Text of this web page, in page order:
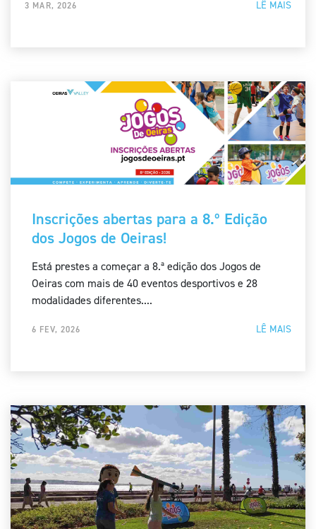
LÊ MAIS
3 MAR, 2026
Inscrições abertas para a 8.º Edição
dos Jogos de Oeiras!
Está prestes a começar a 8.ª edição dos Jogos de
Oeiras com mais de 40 eventos desportivos e 28
modalidades diferentes....
LÊ MAIS
6 FEV, 2026